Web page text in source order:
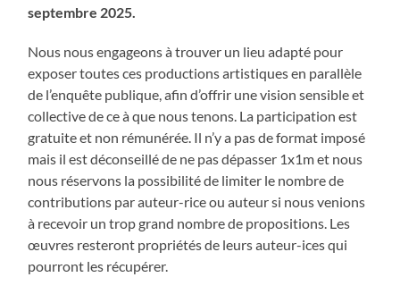
septembre 2025.
Nous nous engageons à trouver un lieu adapté pour
exposer toutes ces productions artistiques en parallèle
de l’enquête publique, afin d’offrir une vision sensible et
collective de ce à que nous tenons. La participation est
gratuite et non rémunérée. Il n’y a pas de format imposé
mais il est déconseillé de ne pas dépasser 1x1m et nous
nous réservons la possibilité de limiter le nombre de
contributions par auteur-rice ou auteur si nous venions
à recevoir un trop grand nombre de propositions. Les
œuvres resteront propriétés de leurs auteur-ices qui
pourront les récupérer.